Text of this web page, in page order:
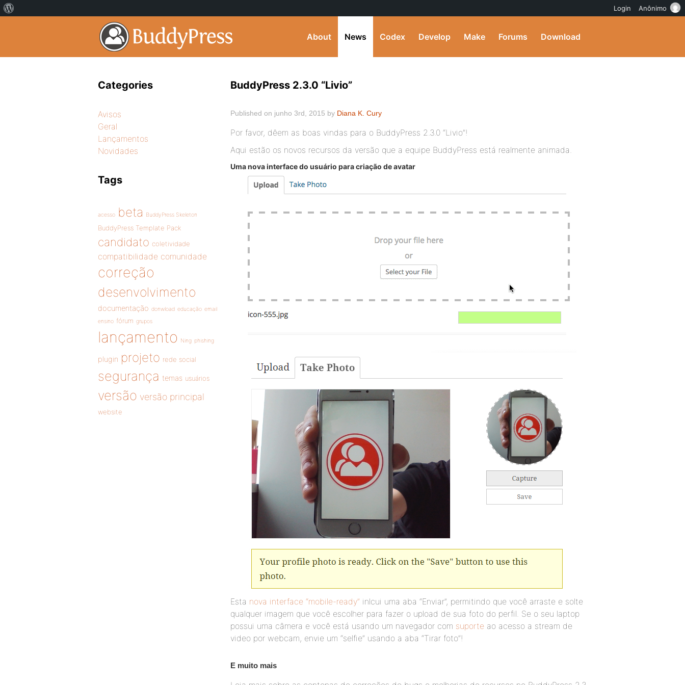
About News Codex Develop Make Forums Download
BuddyPress 2.3.0 “Livio”
Published on junho 3rd, 2015 by Diana K. Cury
Por favor, dêem as boas vindas para o BuddyPress 2.3.0 “Livio”!
Aqui estão os novos recursos da versão que a equipe BuddyPress está realmente animada.
Uma nova interface do usuário para criação de avatar
Esta nova interface “mobile-ready” inlcui uma aba “Enviar”, permitindo que você arraste e solte
qualquer imagem que você escolher para fazer o upload de sua foto do perfil. Se o seu laptop
possui uma câmera e você está usando um navegador com suporte ao acesso a stream de
video por webcam, envie um “selfie” usando a aba “Tirar foto”!
E muito mais
Categories
Avisos
Geral
Lançamentos
Novidades
Tags
acesso beta BuddyPress Skeleton
BuddyPress Template Pack
candidato coletividade
compatibilidade comunidade
correção
desenvolvimento
documentação donwload educação email
ensino fórum grupos
lançamento Ning phishing
plugin projeto rede social
segurança temas usuários
versão versão principal
website
Login Anônimo